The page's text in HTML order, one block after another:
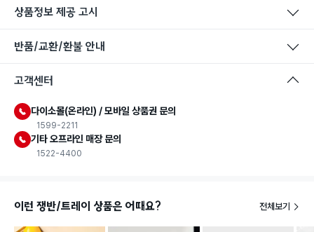
상품정보 제공 고시
반품/교환/환불 안내
고객센터
다이소몰(온라인) / 모바일 상품권 문의
1599-2211
기타 오프라인 매장 문의
1522-4400
이런 쟁반/트레이 상품은 어때요? 전체보기